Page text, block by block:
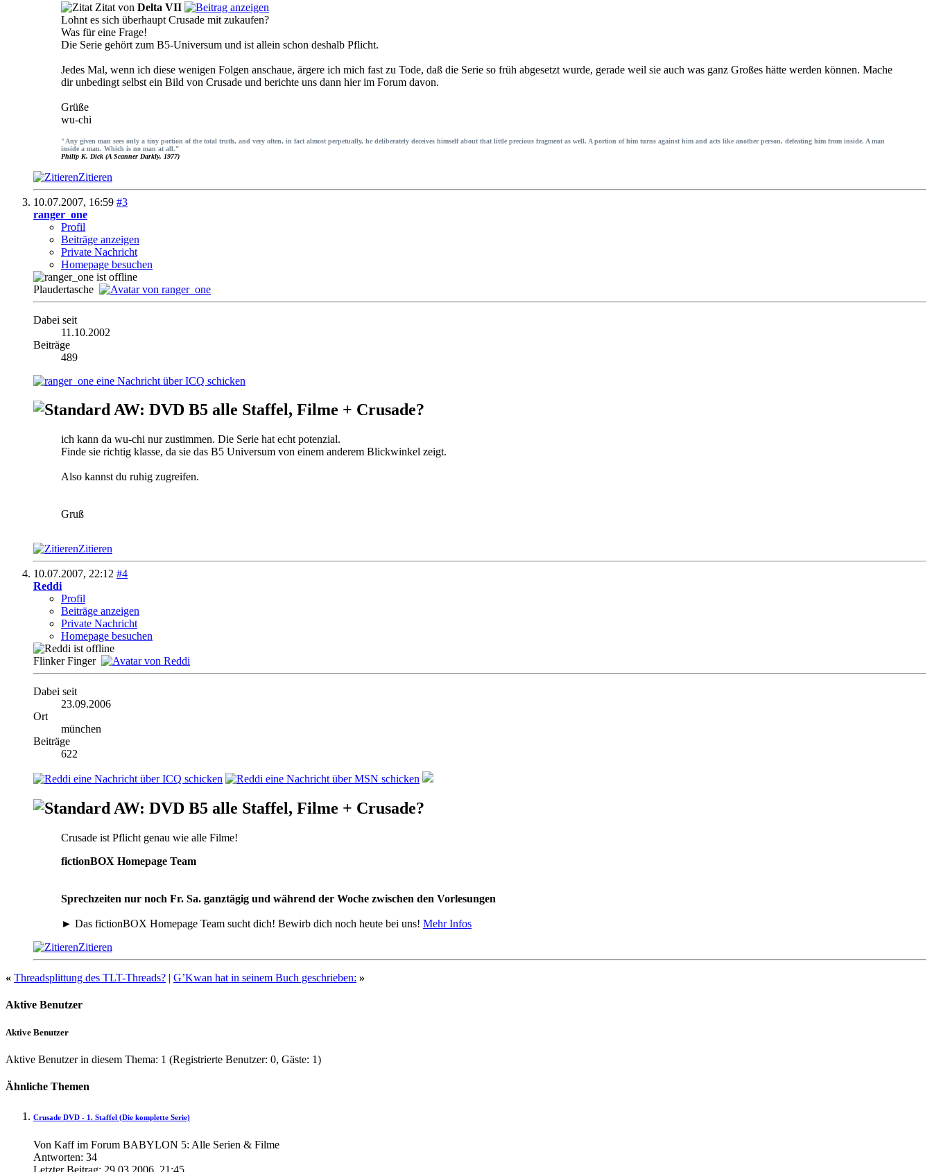
Zitat von Delta VII
Lohnt es sich überhaupt Crusade mit zukaufen?
Was für eine Frage!
Die Serie gehört zum B5-Universum und ist allein schon deshalb Pflicht.
Jedes Mal, wenn ich diese wenigen Folgen anschaue, ärgere ich mich fast zu Tode, daß die Serie so früh abgesetzt wurde, gerade weil sie auch was ganz Großes hätte werden können. Mache
dir unbedingt selbst ein Bild von Crusade und berichte uns dann hier im Forum davon.
Grüße
wu-chi
"Any given man sees only a tiny portion of the total truth, and very often, in fact almost perpetually, he deliberately deceives himself about that little precious fragment as well. A portion of him turns against him and acts like another person, defeating him from inside. A man
inside a man. Which is no man at all."
Philip K. Dick (A Scanner Darkly, 1977)
Zitieren
10.07.2007, 16:59 #3
ranger_one
Profil
Beiträge anzeigen
Private Nachricht
Homepage besuchen
Plaudertasche
Dabei seit
11.10.2002
Beiträge
489
AW: DVD B5 alle Staffel, Filme + Crusade?
ich kann da wu-chi nur zustimmen. Die Serie hat echt potenzial.
Finde sie richtig klasse, da sie das B5 Universum von einem anderem Blickwinkel zeigt.
Also kannst du ruhig zugreifen.
Gruß
Zitieren
10.07.2007, 22:12 #4
Reddi
Profil
Beiträge anzeigen
Private Nachricht
Homepage besuchen
Flinker Finger
Dabei seit
23.09.2006
Ort
münchen
Beiträge
622
AW: DVD B5 alle Staffel, Filme + Crusade?
Crusade ist Pflicht genau wie alle Filme!
fictionBOX Homepage Team
Sprechzeiten nur noch Fr. Sa. ganztägig und während der Woche zwischen den Vorlesungen
► Das fictionBOX Homepage Team sucht dich! Bewirb dich noch heute bei uns! Mehr Infos
Zitieren
« Threadsplittung des TLT-Threads? | G’Kwan hat in seinem Buch geschrieben: »
Aktive Benutzer
Aktive Benutzer
Aktive Benutzer in diesem Thema: 1 (Registrierte Benutzer: 0, Gäste: 1)
Ähnliche Themen
Crusade DVD - 1. Staffel (Die komplette Serie)
Von Kaff im Forum BABYLON 5: Alle Serien & Filme
Antworten: 34
Letzter Beitrag: 29.03.2006, 21:45